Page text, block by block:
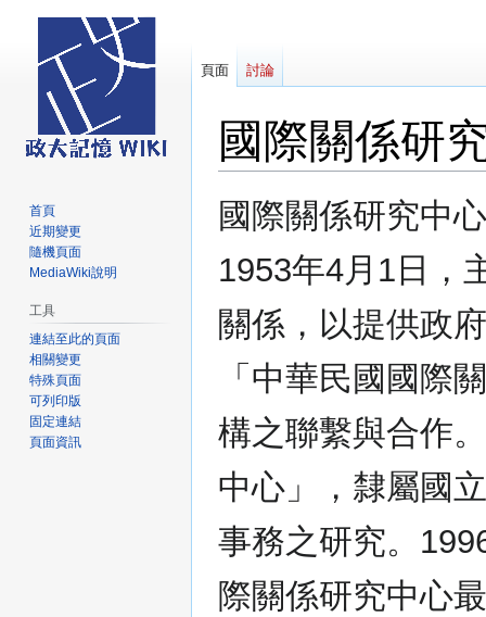
國際關係研
跳
至
跳
至
國際關係研究中
1953年4月1日，
關係，以提供政
「中華民國國際
構之聯繫與合作
中心」，隸屬國
事務之研究。
際關係研究中心
頁面 討論
首頁
近期變更
隨機頁面
MediaWiki說明
工具
連結至此的頁面
相關變更
特殊頁面
可列印版
固定連結
頁面資訊